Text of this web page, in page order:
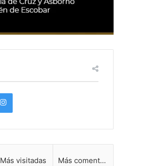
Más visitadas Más comentadas